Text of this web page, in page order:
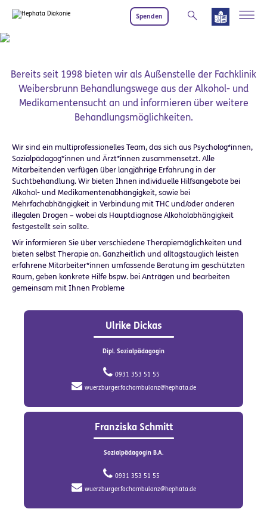
Spenden
Einrichtung und Team
Bereits seit 1998 bieten wir als Außenstelle der Fachklinik
Weibersbrunn Behandlungswege aus der Alkohol- und
Medikamentensucht an und informieren über weitere
Behandlungsmöglichkeiten.
Wir sind ein multiprofessionelles Team, das sich aus Psycholog*innen,
Sozialpädagog*innen und Ärzt*innen zusammensetzt. Alle
Mitarbeitenden verfügen über langjährige Erfahrung in der
Suchtbehandlung. Wir bieten Ihnen individuelle Hilfsangebote bei
Alkohol- und Medikamentenabhängigkeit, sowie bei
Mehrfachabhängigkeit in Verbindung mit THC und/oder anderen
illegalen Drogen – wobei als Hauptdiagnose Alkoholabhängigkeit
festgestellt sein sollte.
Wir informieren Sie über verschiedene Therapiemöglichkeiten und
bieten selbst Therapie an. Ganzheitlich und alltagstauglich leisten
erfahrene Mitarbeiter*innen umfassende Beratung im geschützten
Raum, geben konkrete Hilfe bspw. bei Anträgen und bearbeiten
gemeinsam mit Ihnen Probleme
Ulrike Dickas
Dipl. Sozialpädagogin
0931 353 51 55
wuerzburger.fachambulanz@hephata.de
Franziska Schmitt
Sozialpädagogin B.A.
0931 353 51 55
wuerzburger.fachambulanz@hephata.de